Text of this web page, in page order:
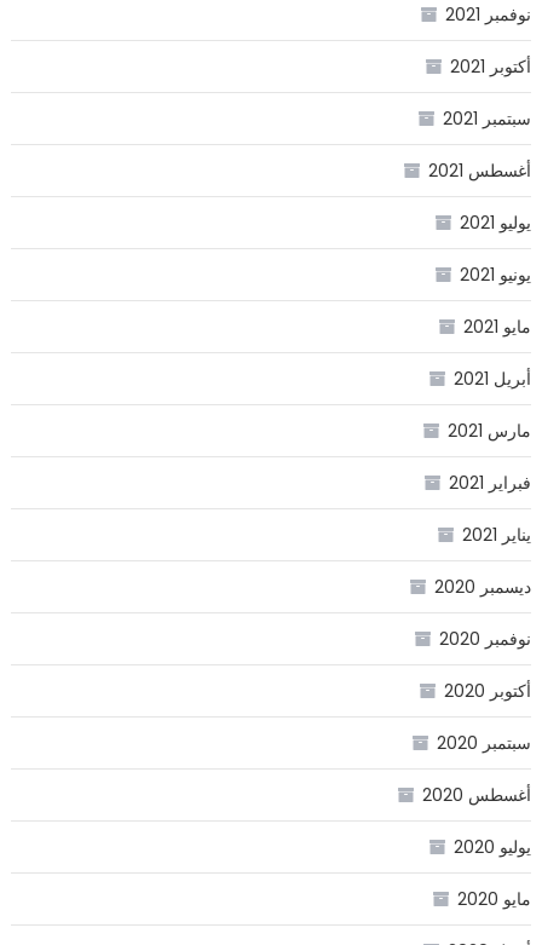
نوفمبر 2021
أكتوبر 2021
سبتمبر 2021
أغسطس 2021
يوليو 2021
يونيو 2021
مايو 2021
أبريل 2021
مارس 2021
فبراير 2021
يناير 2021
ديسمبر 2020
نوفمبر 2020
أكتوبر 2020
سبتمبر 2020
أغسطس 2020
يوليو 2020
مايو 2020